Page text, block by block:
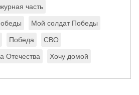
часть
Мой солдат Победы
Победа СВО
Отечества Хочу домой